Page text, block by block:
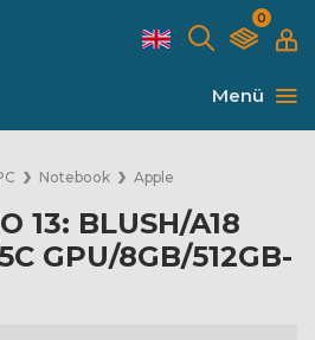
0
Menü
Notebook Apple
13: BLUSH/A18
GPU/8GB/512GB-